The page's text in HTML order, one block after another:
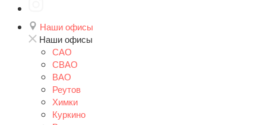
Наши офисы
Наши офисы
САО
СВАО
ВАО
Реутов
Химки
Куркино